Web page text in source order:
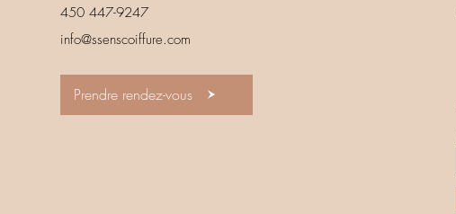
450 447-9247
info@ssenscoiffure.com
Prendre rendez-vous